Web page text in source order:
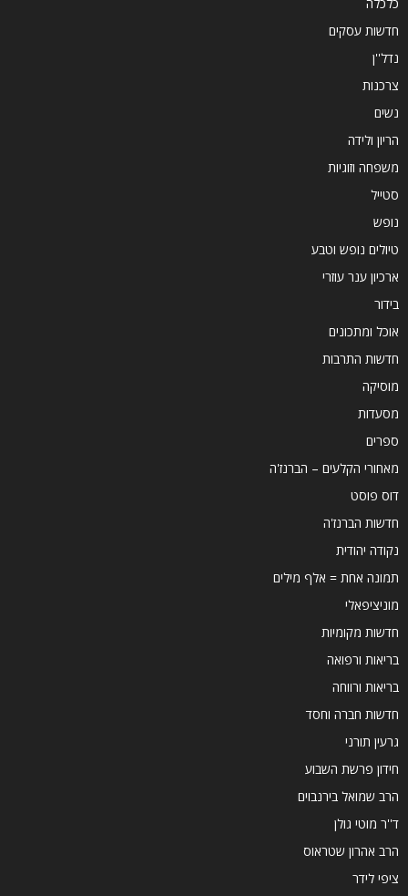
חדשות עסקים
נדל''ן
צרכנות
נשים
הריון ולידה
משפחה וזוגיות
סטייל
נופש
טיולים נופש וטבע
ארכיון ענר עוזרי
בידור
אוכל ומתכונים
חדשות התרבות
מוסיקה
מסעדות
ספרים
מאחורי הקלעים – הברנז'ה
דוס פוסט
חדשות הברנז'ה
נקודה יהודית
תמונה אחת = אלף מילים
מוניציפאלי
חדשות מקומיות
בריאות ורפואה
בריאות ורווחה
חדשות חברה וחסד
גרעין תורני
חידון פרשת השבוע
הרב שמואל בירנבוים
ד''ר מוטי גולן
הרב אהרון שטראוס
ציפי לידר